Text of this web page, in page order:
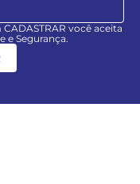
você aceita
e Segurança.